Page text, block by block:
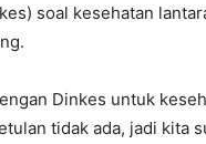
soal kesehatan
Dinkes untuk
tidak ada, jadi kita